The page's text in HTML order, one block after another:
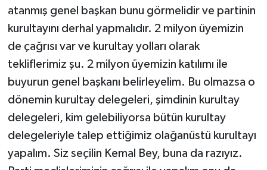
atanmış genel başkan bunu görmelidir ve partinin
kurultayını derhal yapmalıdır. 2 milyon üyemizin
de çağrısı var ve kurultay yolları olarak
tekliflerimiz şu. 2 milyon üyemizin katılımı ile
buyurun genel başkanı belirleyelim. Bu olmazsa o
dönemin kurultay delegeleri, şimdinin kurultay
delegeleri, kim gelebiliyorsa bütün kurultay
delegeleriyle talep ettiğimiz olağanüstü kurultayı
yapalım. Siz seçilin Kemal Bey, buna da razıyız.